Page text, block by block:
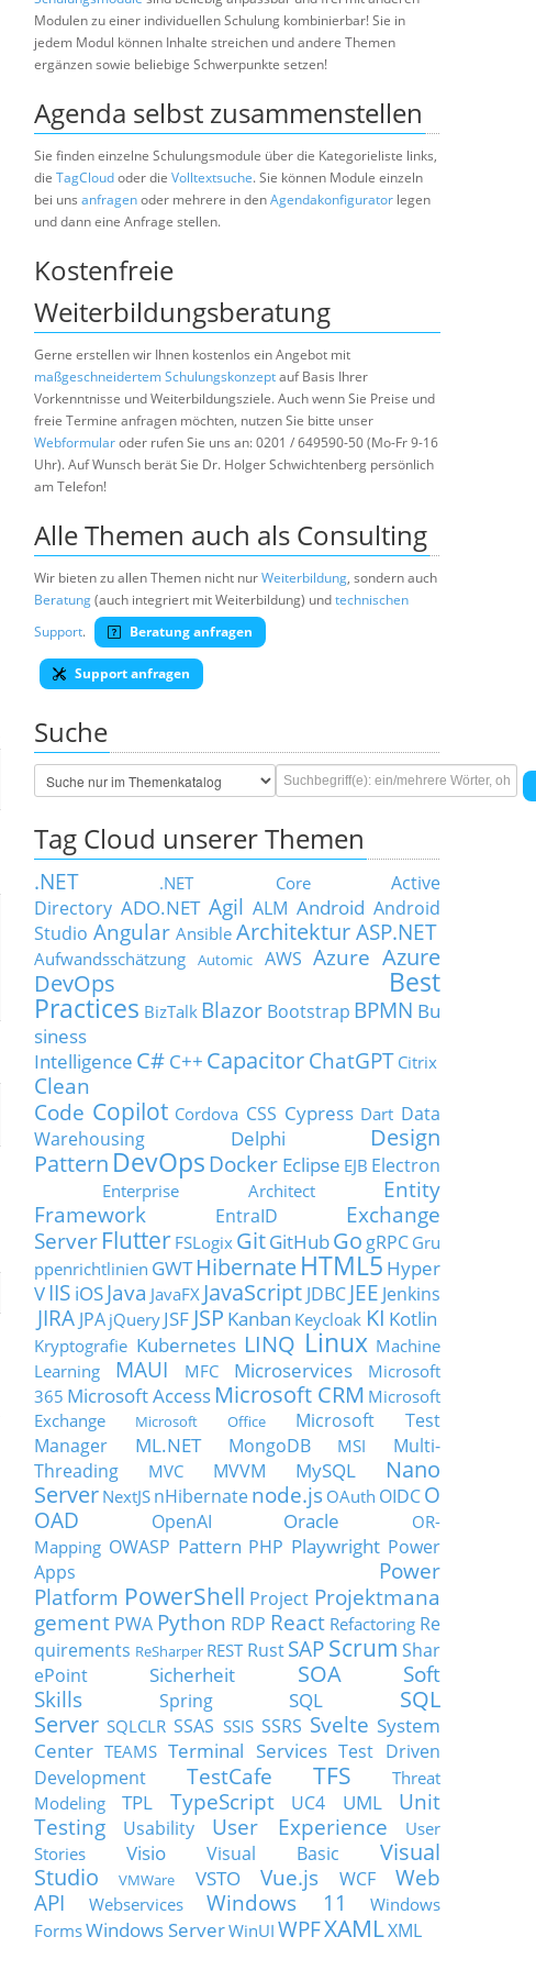
Modulen zu einer individuellen Schulung kombinierbar! Sie in
jedem Modul können Inhalte streichen und andere Themen
ergänzen sowie beliebige Schwerpunkte setzen!
Agenda selbst zusammenstellen
Sie finden einzelne Schulungsmodule über die Kategorieliste links,
die TagCloudoder die Volltextsuche. Sie können Module einzeln
bei uns anfragenoder mehrere in denAgendakonfigurator legen
und dann eine Anfrage stellen.
Kostenfreie
Weiterbildungsberatung
Gerne erstellen wir Ihnen kostenlos ein Angebot mit
maßgeschneidertem Schulungskonzeptauf Basis Ihrer
Vorkenntnisse und Weiterbildungsziele. Auch wenn Sie Preise und
freie Termine anfragen möchten, nutzen Sie bitte unser
Webformularoder rufen Sie uns an: 0201 / 649590-50 (Mo-Fr 9-16
Uhr). Auf Wunsch berät Sie Dr. Holger Schwichtenberg persönlich
am Telefon!
Alle Themen auch als Consulting
Wir bieten zu allen Themen nicht nurWeiterbildung, sondern auch
Beratung(auch integriert mit Weiterbildung) undtechnischen
Support. Beratung anfragen
Support anfragen
Suche
Tag Cloud unserer Themen
.NET .NET Core
Active
Directory ADO.NET Agil ALM Android Android
Studio Angular Ansible Architektur ASP.NET
Aufwandsschätzung Automic AWS Azure Azure
DevOps
Best
Practices BizTalk Blazor Bootstrap BPMN Bu
siness
Intelligence C# C++ Capacitor ChatGPT Citrix
Clean
Code Copilot Cordova CSS Cypress Dart Data
Warehousing
Delphi
Design
Pattern DevOps Docker Eclipse EJB Electron
Enterprise Architect
Entity
Framework
EntraID
Exchange
Server Flutter FSLogix GitGitHubGo gRPC Gru
ppenrichtlinien GWT HibernateHTML5 Hyper
VIIS iOSJava JavaFX JavaScript JDBC JEE Jenkins
JIRA JPA jQuery JSF JSP Kanban Keycloak KI Kotlin
Kryptografie Kubernetes LINQ Linux Machine
Learning
MAUI MFC Microservices
Microsoft
365 Microsoft Access Microsoft CRM Microsoft
Exchange
Microsoft Office
Microsoft Test
Manager
ML.NET MongoDB MSI
Multi-
Threading
MVC MVVM MySQL
Nano
Server NextJS nHibernatenode.js OAuth OIDCO
OAD
OpenAI Oracle
OR-
Mapping OWASP Pattern PHP Playwright Power
Apps
Power
Platform PowerShell Project Projektmana
gement PWA Python RDP React Refactoring Re
quirements ReSharper REST Rust SAP Scrum Shar
ePoint
Sicherheit SOA
Soft
Skills
Spring SQL
SQL
Server SQLCLR SSAS SSIS SSRS Svelte System
Center TEAMS Terminal Services Test Driven
Development
TestCafe TFS
Threat
Modeling
TPL TypeScript UC4 UML
Unit
Testing
Usability User Experience
User
Stories
Visio Visual Basic
Visual
Studio
VMWare VSTO Vue.js WCF
Web
API
Webservices Windows 11
Windows
FormsWindows ServerWinUI WPFXAMLXML